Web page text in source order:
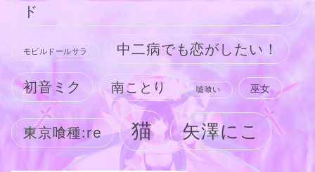
ド
モビルドールサラ 中二病でも恋がしたい！
初音ミク 南ことり 嘘喰い 巫女
東京喰種:re 猫 矢澤にこ